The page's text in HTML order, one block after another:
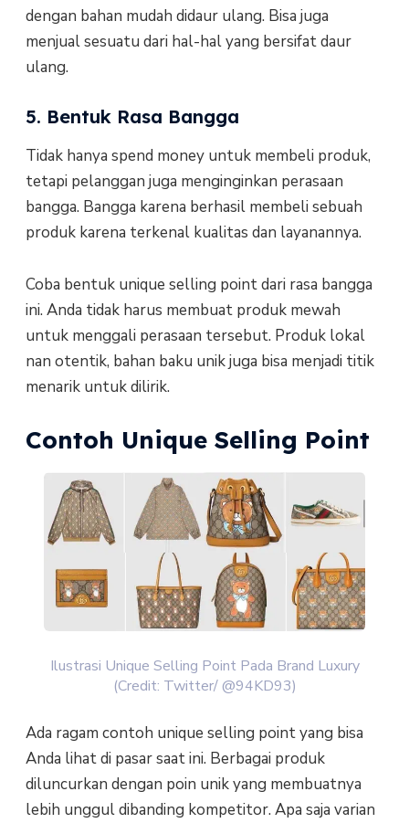
dengan bahan mudah didaur ulang. Bisa juga
menjual sesuatu dari hal-hal yang bersifat daur
ulang.
5. Bentuk Rasa Bangga
Tidak hanya spend money untuk membeli produk,
tetapi pelanggan juga menginginkan perasaan
bangga. Bangga karena berhasil membeli sebuah
produk karena terkenal kualitas dan layanannya.
Coba bentuk unique selling point dari rasa bangga
ini. Anda tidak harus membuat produk mewah
untuk menggali perasaan tersebut. Produk lokal
nan otentik, bahan baku unik juga bisa menjadi titik
menarik untuk dilirik.
Contoh Unique Selling Point
Ilustrasi Unique Selling Point Pada Brand Luxury
(Credit: Twitter/ @94KD93)
Ada ragam contoh unique selling point yang bisa
Anda lihat di pasar saat ini. Berbagai produk
diluncurkan dengan poin unik yang membuatnya
lebih unggul dibanding kompetitor. Apa saja varian